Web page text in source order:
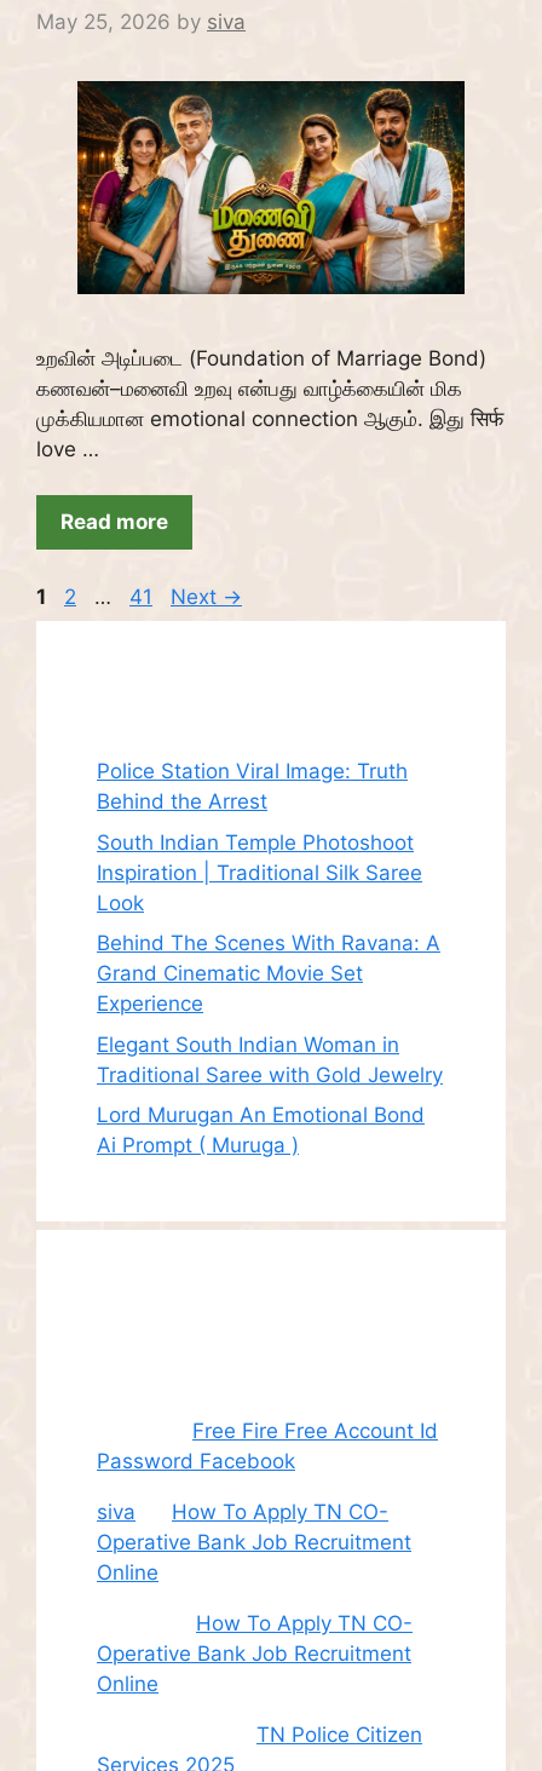
May 25, 2026 by siva
உறவின் அடிப்படை (Foundation of Marriage Bond)
கணவன்–மனைவி உறவு என்பது வாழ்க்கையின் மிக
முக்கியமான emotional connection ஆகும். இது सिर्फ
love …
Read more
Page
1 Page
2 … Page
41 Next →
Police Station Viral Image: Truth
Behind the Arrest
South Indian Temple Photoshoot
Inspiration | Traditional Silk Saree
Look
Behind The Scenes With Ravana: A
Grand Cinematic Movie Set
Experience
Elegant South Indian Woman in
Traditional Saree with Gold Jewelry
Lord Murugan An Emotional Bond
Ai Prompt ( Muruga )
Free Fire Free Account Id
Password Facebook
siva
How To Apply TN CO-
Operative Bank Job Recruitment
Online
How To Apply TN CO-
Operative Bank Job Recruitment
Online
TN Police Citizen
Services 2025